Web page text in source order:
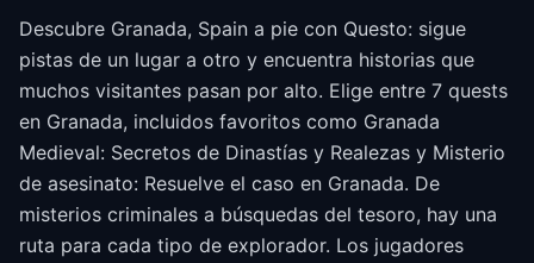
Descubre Granada, Spain a pie con Questo: sigue
pistas de un lugar a otro y encuentra historias que
muchos visitantes pasan por alto. Elige entre 7 quests
en Granada, incluidos favoritos como Granada
Medieval: Secretos de Dinastías y Realezas y Misterio
de asesinato: Resuelve el caso en Granada. De
misterios criminales a búsquedas del tesoro, hay una
ruta para cada tipo de explorador. Los jugadores